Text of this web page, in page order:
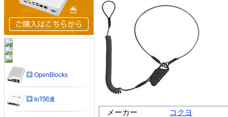
メーカー
コクヨ
OpenBlocks
IoT関連